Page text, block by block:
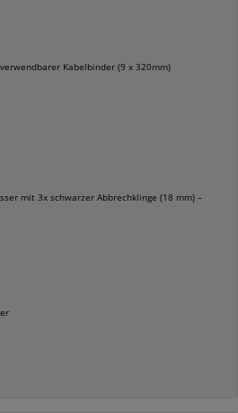
Kabelbinder (9 x 320mm)
mit 3x schwarzer Abbrechklinge (18 mm) –